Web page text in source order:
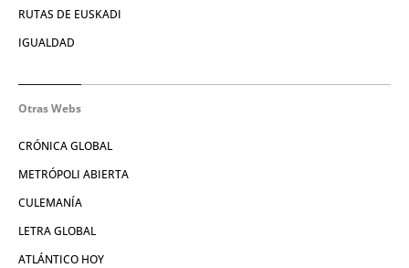
RUTAS DE EUSKADI
IGUALDAD
Otras Webs
CRÓNICA GLOBAL
METRÓPOLI ABIERTA
CULEMANÍA
LETRA GLOBAL
ATLÁNTICO HOY